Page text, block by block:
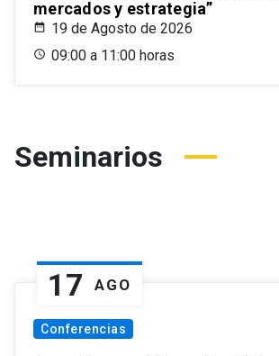
mercados y estrategia”
19 de Agosto de 2026
09:00 a 11:00 horas
Seminarios
17 AGO
Conferencias